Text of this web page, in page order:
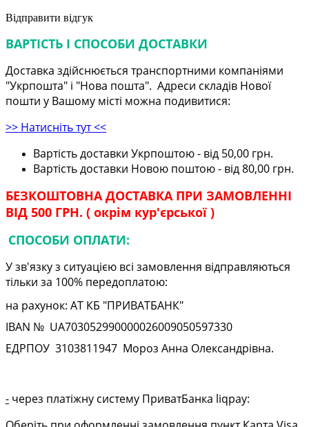
Відправити відгук
ВАРТІСТЬ І СПОСОБИ ДОСТАВКИ
Доставка здійснюється транспортними компаніями
"Укрпошта" і "Нова пошта". Адреси складів Нової
пошти у Вашому місті можна подивитися:
>> Натисніть тут <<
Вартість доставки Укрпоштою - від 50,00 грн.
Вартість доставки Новою поштою - від 80,00 грн.
БЕЗКОШТОВНА ДОСТАВКА ПРИ ЗАМОВЛЕННІ
ВІД 500 ГРН. ( окрім кур'єрської )
СПОСОБИ ОПЛАТИ:
У зв'язку з ситуацією всі замовлення відправляються
тільки за 100% передоплатою:
на рахунок: АТ КБ "ПРИВАТБАНК"
IBAN № UA703052990000026009050597330
ЕДРПОУ 3103811947 Мороз Анна Олександрівна.
- через платіжну систему ПриватБанка liqpay: